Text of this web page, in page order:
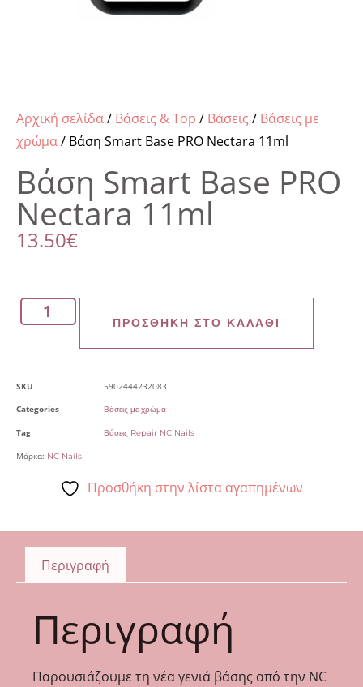
Αρχική σελίδα/ Βάσεις & Top / Βάσεις / Βάσεις με
χρώμα/ Βάση Smart Base PRO Nectara 11ml
Βάση Smart Base PRO
Nectara 11ml
13.50€
ΠΡΟΣΘΉΚΗ ΣΤΟ ΚΑΛΆΘΙ
SKU
5902444232083
Categories
Βάσεις με χρώμα
Tag Βάσεις Repair NC Nails
Μάρκα: NC Nails
Προσθήκη στην λίστα αγαπημένων
Περιγραφή
Περιγραφή
Παρουσιάζουμε τη νέα γενιά βάσης από την NC